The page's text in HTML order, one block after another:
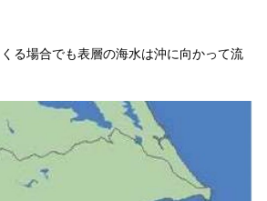
る場合でも表層の海水は沖に向かって流